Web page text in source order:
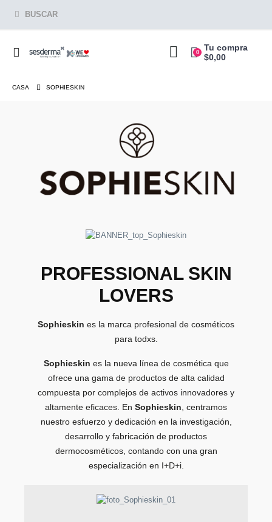
BUSCAR
0
Tu compra
$0,00
CASA SOPHIESKIN
PROFESSIONAL SKIN
LOVERS
Sophieskin es la marca profesional de cosméticos
para todxs.
Sophieskin es la nueva línea de cosmética que
ofrece una gama de productos de alta calidad
compuesta por complejos de activos innovadores y
altamente eficaces. En Sophieskin , centramos
nuestro esfuerzo y dedicación en la investigación,
desarrollo y fabricación de productos
dermocosméticos, contando con una gran
especialización en I+D+i.